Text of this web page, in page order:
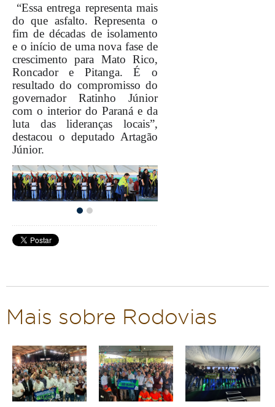
“Essa entrega representa mais
do que asfalto. Representa o
fim de décadas de isolamento
e o início de uma nova fase de
crescimento para Mato Rico,
Roncador e Pitanga. É o
resultado do compromisso do
governador Ratinho Júnior
com o interior do Paraná e da
luta das lideranças locais”,
destacou o deputado Artagão
Júnior.
Mais sobre Rodovias